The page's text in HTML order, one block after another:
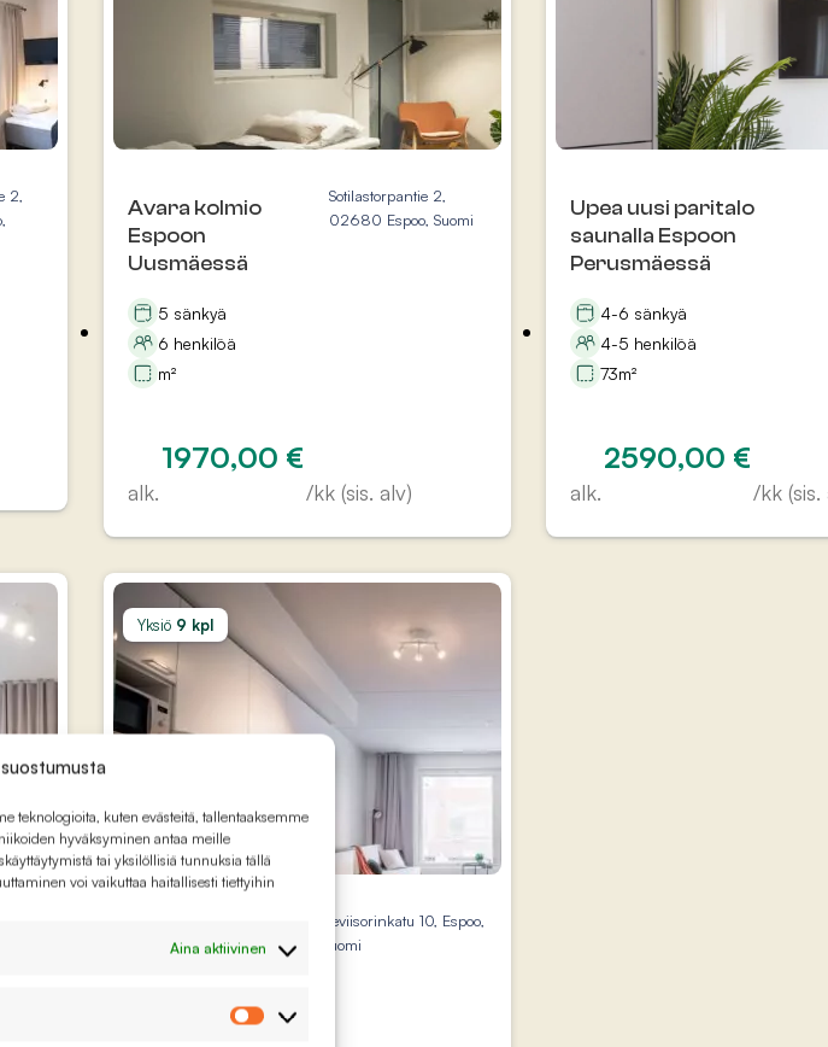
teknologioita, kuten evästeitä, tallentaaksemme
hyväksyminen antaa meille
tai yksilöllisiä tunnuksia tällä
voi vaikuttaa haitallisesti tiettyihin
Aina aktiivinen
Asetukset
2,
Avara kolmio
Espoon
Uusmäessä
Sotilastorpantie 2,
02680 Espoo, Suomi
5 sänkyä
6 henkilöä
m²
alk.
1970,00 €
/kk (sis. alv)
Upea uusi paritalo
saunalla Espoon
Perusmäessä
4-6 sänkyä
4-5 henkilöä
73m²
alk.
2590,00 €
/kk (sis.
Yksiö 9 kpl
Espoossa
Reviisorinkatu 10, Espoo,
Suomi